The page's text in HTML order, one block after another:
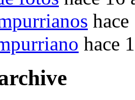
hace